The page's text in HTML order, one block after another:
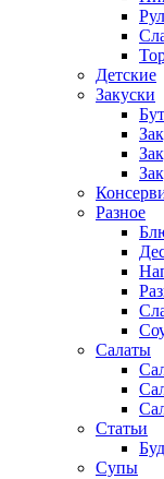
Детские
Закуски
Разное
Салаты
Статьи
Супы